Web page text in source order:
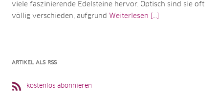
viele faszinierende Edelsteine hervor. Optisch sind sie oft
völlig verschieden, aufgrund Weiterlesen [...]
ARTIKEL ALS RSS
kostenlos abonnieren